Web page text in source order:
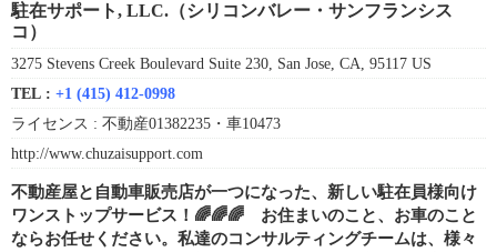
駐在サポート, LLC.（シリコンバレー・サンフランシス
コ）
3275 Stevens Creek Boulevard Suite 230, San Jose, CA, 95117 US
TEL : +1 (415) 412-0998
ライセンス : 不動産01382235・車10473
http://www.chuzaisupport.com
不動産屋と自動車販売店が一つになった、新しい駐在員様向け
ワンストップサービス！🌈🌈🌈 お住まいのこと、お車のこと
ならお任せください。私達のコンサルティングチームは、様々